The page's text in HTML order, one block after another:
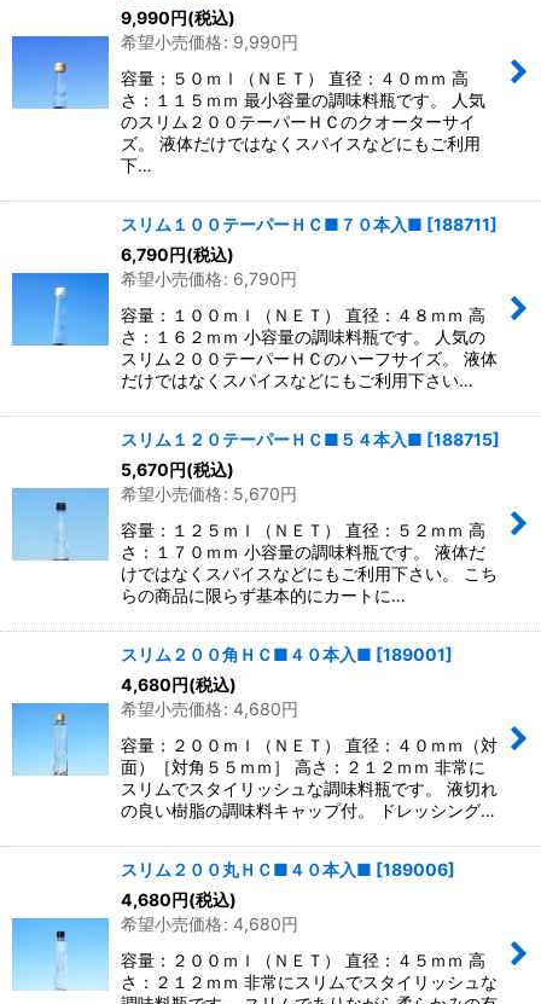
9,990円(税込)
希望小売価格: 9,990円
容量：５０ｍｌ（ＮＥＴ） 直径：４０ｍｍ 高
さ：１１５ｍｍ 最小容量の調味料瓶です。 人気
のスリム２００テーパーＨＣのクオーターサイ
ズ。 液体だけではなくスパイスなどにもご利用
下…
スリム１００テーパーＨＣ■７０本入■ [188711]
6,790円(税込)
希望小売価格: 6,790円
容量：１００ｍｌ（ＮＥＴ） 直径：４８ｍｍ 高
さ：１６２ｍｍ 小容量の調味料瓶です。 人気の
スリム２００テーパーＨＣのハーフサイズ。 液体
だけではなくスパイスなどにもご利用下さい…
スリム１２０テーパーＨＣ■５４本入■ [188715]
5,670円(税込)
希望小売価格: 5,670円
容量：１２５ｍｌ（ＮＥＴ） 直径：５２ｍｍ 高
さ：１７０ｍｍ 小容量の調味料瓶です。 液体だ
けではなくスパイスなどにもご利用下さい。 こち
らの商品に限らず基本的にカートに…
スリム２００角ＨＣ■４０本入■ [189001]
4,680円(税込)
希望小売価格: 4,680円
容量：２００ｍｌ（ＮＥＴ） 直径：４０ｍｍ（対
面）［対角５５ｍｍ］ 高さ：２１２ｍｍ 非常に
スリムでスタイリッシュな調味料瓶です。 液切れ
の良い樹脂の調味料キャップ付。 ドレッシング…
スリム２００丸ＨＣ■４０本入■ [189006]
4,680円(税込)
希望小売価格: 4,680円
容量：２００ｍｌ（ＮＥＴ） 直径：４５ｍｍ 高
さ：２１２ｍｍ 非常にスリムでスタイリッシュな